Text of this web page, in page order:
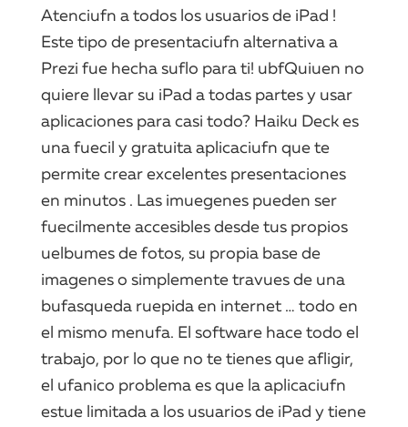
Atenciufn a todos los usuarios de iPad !
Este tipo de presentaciufn alternativa a
Prezi fue hecha suflo para ti! ubfQuiuen no
quiere llevar su iPad a todas partes y usar
aplicaciones para casi todo? Haiku Deck es
una fuecil y gratuita aplicaciufn que te
permite crear excelentes presentaciones
en minutos . Las imuegenes pueden ser
fuecilmente accesibles desde tus propios
uelbumes de fotos, su propia base de
imagenes o simplemente travues de una
bufasqueda ruepida en internet … todo en
el mismo menufa. El software hace todo el
trabajo, por lo que no te tienes que afligir,
el ufanico problema es que la aplicaciufn
estue limitada a los usuarios de iPad y tiene